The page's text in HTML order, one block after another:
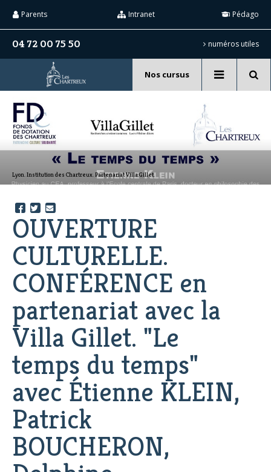
contenu.
|
personnels
Nos cursus
04 72 00 75 50 numéros utiles
Parents Intranet Pédago
Lyon. Institution des Chartreux. Partenariat Villa Gillet.
OUVERTURE
CULTURELLE.
CONFÉRENCE en
partenariat avec la
Villa Gillet. "Le
temps du temps"
avec Étienne KLEIN,
Patrick
BOUCHERON,